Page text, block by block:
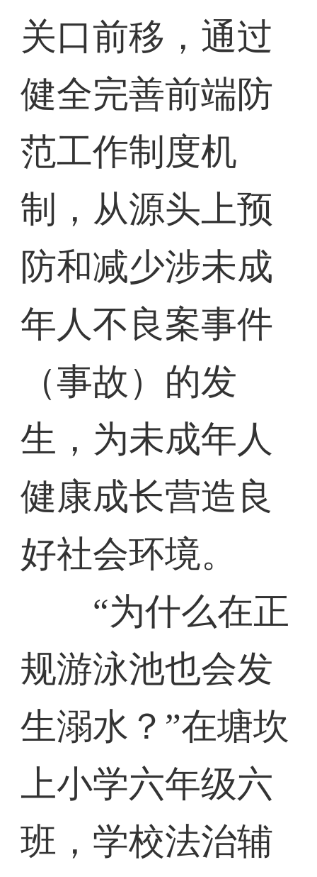
关口前移，通过
健全完善前端防
范工作制度机
制，从源头上预
防和减少涉未成
年人不良案事件
（事故）的发
生，为未成年人
健康成长营造良
好社会环境。
“为什么在正
规游泳池也会发
生溺水？”在塘坎
上小学六年级六
班，学校法治辅